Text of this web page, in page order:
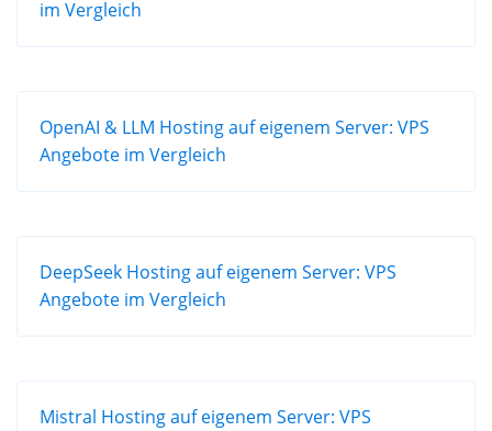
im Vergleich
OpenAI & LLM Hosting auf eigenem Server: VPS
Angebote im Vergleich
DeepSeek Hosting auf eigenem Server: VPS
Angebote im Vergleich
Mistral Hosting auf eigenem Server: VPS